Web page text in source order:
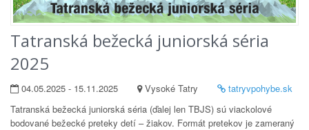
Tatranská bežecká juniorská séria
2025
04.05.2025 - 15.11.2025 Vysoké Tatry
tatryvpohybe.sk
Tatranská bežecká juniorská séria (ďalej len TBJS) sú viackolové
bodované bežecké preteky detí – žiakov. Formát pretekov je zameraný